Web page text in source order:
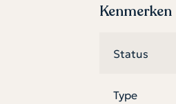
binnenklimaat
Kenmerken
Status
Type